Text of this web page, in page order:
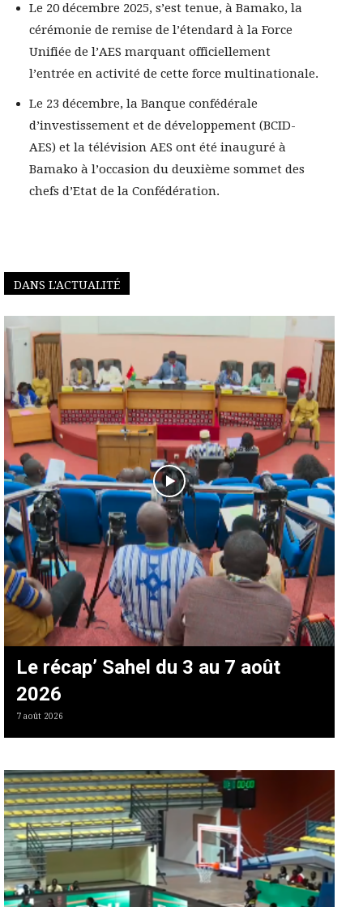
Le 20 décembre 2025, s’est tenue, à Bamako, la
cérémonie de remise de l’étendard à la Force
Unifiée de l’AES marquant officiellement
l’entrée en activité de cette force multinationale.
Le 23 décembre, la Banque confédérale
d’investissement et de développement (BCID-
AES) et la télévision AES ont été inauguré à
Bamako à l’occasion du deuxième sommet des
chefs d’Etat de la Confédération.
DANS L'ACTUALITÉ
Le récap’ Sahel du 3 au 7 août
2026
7 août 2026